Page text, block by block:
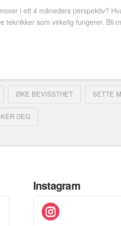
i ett 4 måneders perspektiv?
teknikker som virkelig fungerer.
ØKE BEVISSTHET SETTE
DEG
Instagram
instagram